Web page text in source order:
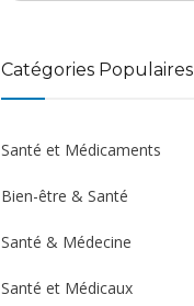
Catégories Populaires
Santé et Médicaments
Bien-être & Santé
Santé & Médecine
Santé et Médicaux